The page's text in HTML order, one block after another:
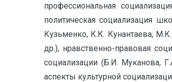
профессиональная
политическая социализация
Кузьменко, К.К. Кунантаева,
др.), нравственно-правовая
социализации (Б.И. Муканова,
аспекты культурной